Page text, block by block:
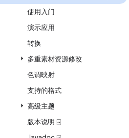
使用入门
演示应用
转换
多重素材资源修改
色调映射
支持的格式
高级主题
版本说明 ⍈